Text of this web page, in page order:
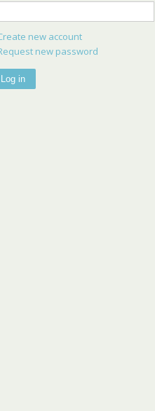
new account
new password